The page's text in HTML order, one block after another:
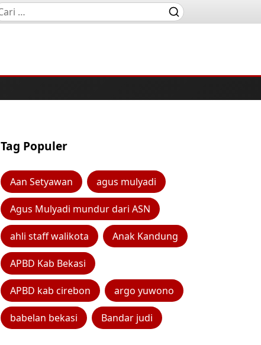
Tag Populer
Aan Setyawan agus mulyadi
Agus Mulyadi mundur dari ASN
ahli staff walikota Anak Kandung
APBD Kab Bekasi
APBD kab cirebon argo yuwono
babelan bekasi Bandar judi